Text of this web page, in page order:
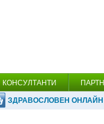
КОНСУЛТАНТИ
ЗДРАВОСЛОВЕН ОНЛАЙН